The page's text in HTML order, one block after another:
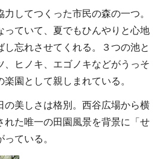
してつくった市民の森の一つ。
っていて、夏でもひんやりと心地
し忘れさせてくれる。３つの池と
、ヒノキ、エゴノキなどがうっそ
園として親しまれている。
の美しさは格別。西谷広場から横
れた唯一の田園風景を背景に「せ
ている。